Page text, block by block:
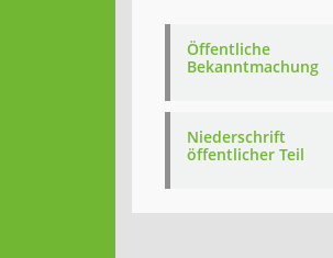
Öffentliche
Bekanntmachung
Niederschrift
öffentlicher Teil